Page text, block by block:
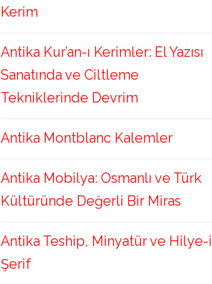
Kerim
Antika Kur’an-ı Kerimler: El Yazısı
Sanatında ve Ciltleme
Tekniklerinde Devrim
Antika Montblanc Kalemler
Antika Mobilya: Osmanlı ve Türk
Kültüründe Değerli Bir Miras
Antika Teship, Minyatür ve Hilye-i
Şerif